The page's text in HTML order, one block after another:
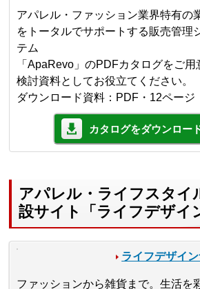
アパレル・ファッション業界特有の
をトータルでサポートする販売管理
テム
「ApaRevo」のPDFカタログをご
検討資料としてお役立てください。
ダウンロード資料：PDF・12ページ
カタログをダウンロー
アパレル・ライフスタイ
設サイト「ライフデザイ
ライフデザイ
ファッションから雑貨まで。生活を